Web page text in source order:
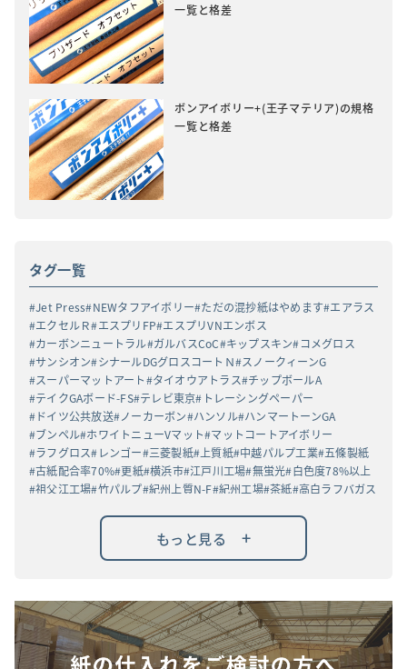
一覧と格差
ボンアイボリー+(王子マテリア)の規格
一覧と格差
タグ一覧
Jet Press NEWタフアイボリー ただの混抄紙はやめます エアラス
エクセルＲ エスプリFP エスプリVNエンボス
カーボンニュートラル ガルバスCoC キップスキン コメグロス
サンシオン シナールDGグロスコートＮ
スノークィーンG
スーパーマットアート タイオウアトラス チップボールA
テイクGAボード-FS テレビ東京
トレーシングペーパー
ドイツ公共放送 ノーカーボン ハンソル ハンマートーンGA
ブンペル ホワイトニューVマット マットコートアイボリー
ラフグロス レンゴー 三菱製紙 上質紙 中越パルプ工業 五條製紙
古紙配合率70% 更紙 横浜市 江戸川工場 無蛍光 白色度78%以上
祖父江工場 竹パルプ 紀州上質N-F 紀州工場 茶紙 高白ラフバガス
もっと見る +